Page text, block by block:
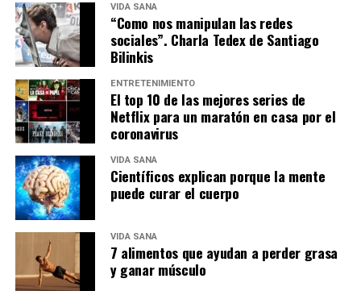
VIDA SANA
“Como nos manipulan las redes
sociales”. Charla Tedex de Santiago
Bilinkis
ENTRETENIMIENTO
El top 10 de las mejores series de
Netflix para un maratón en casa por el
coronavirus
VIDA SANA
Científicos explican porque la mente
puede curar el cuerpo
VIDA SANA
7 alimentos que ayudan a perder grasa
y ganar músculo